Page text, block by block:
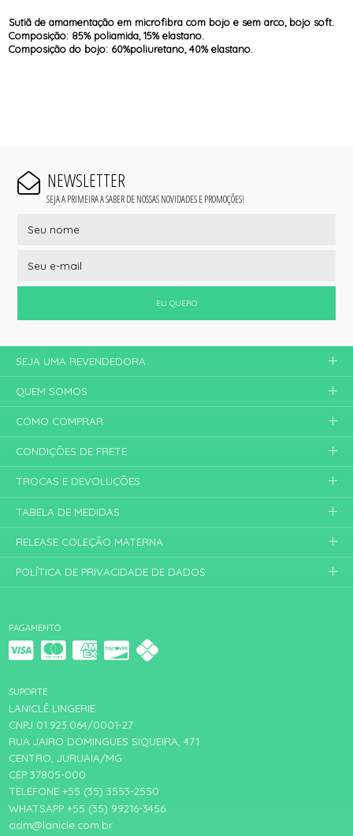
Sutiã de amamentação em microfibra com bojo e sem arco, bojo soft.
Composição: 85% poliamida, 15% elastano.
Composição do bojo: 60%poliuretano, 40% elastano.
NEWSLETTER
SEJA A PRIMEIRA A SABER DE NOSSAS NOVIDADES E PROMOÇÕES!
EU QUERO
PAGAMENTO
SUPORTE
LANICLÊ LINGERIE
CNPJ 01.923.064/0001-27
RUA JAIRO DOMINGUES SIQUEIRA, 471
CENTRO, JURUAIA/MG
CEP 37805-000
TELEFONE +55 (35) 3553-2550
WHATSAPP +55 (35) 99216-3456
adm@lanicle.com.br
SEJA UMA REVENDEDORA
QUEM SOMOS
COMO COMPRAR
CONDIÇÕES DE FRETE
TROCAS E DEVOLUÇÕES
TABELA DE MEDIDAS
RELEASE COLEÇÃO MATERNA
POLÍTICA DE PRIVACIDADE DE DADOS